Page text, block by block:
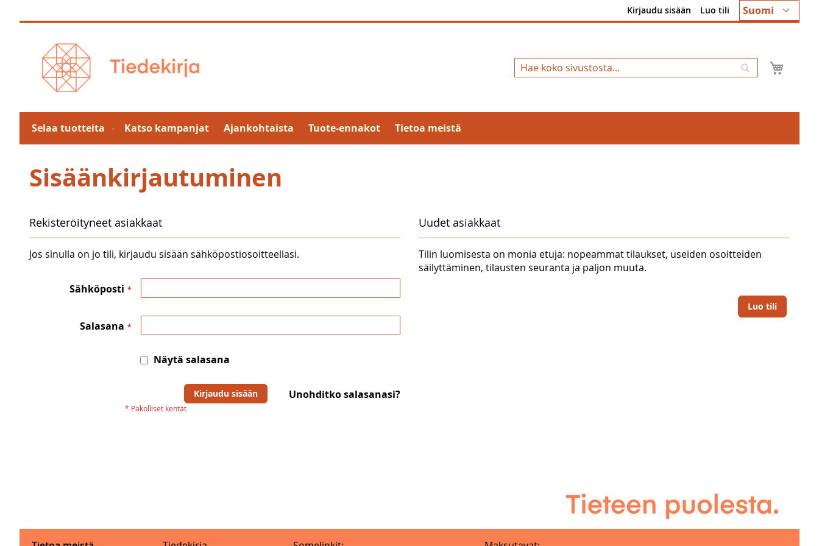
to
Kieli
Suomi
Kirjaudu sisään Luo tili
Hae
Selaa tuotteita Katso kampanjat Ajankohtaista Tuote-ennakot Tietoa meistä
Sisäänkirjautuminen
Rekisteröityneet asiakkaat
Jos sinulla on jo tili, kirjaudu sisään sähköpostiosoitteellasi.
Sähköposti
Salasana
Näytä salasana
Kirjaudu sisään Unohditko salasanasi?
Uudet asiakkaat
Tilin luomisesta on monia etuja: nopeammat tilaukset, useiden osoitteiden
säilyttäminen, tilausten seuranta ja paljon muuta.
Luo tili